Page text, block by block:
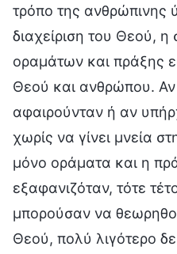
τρόπο της ανθρώπινης
διαχείριση του Θεού, η
οραμάτων και πράξης
Θεού και ανθρώπου.
αφαιρούνταν ή αν
χωρίς να γίνει μνεία
μόνο οράματα και η
εξαφανιζόταν, τότε
μπορούσαν να
Θεού, πολύ λιγότερο